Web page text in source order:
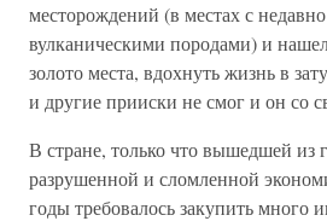
месторождений (в местах с
вулканическими породами) и
золото места, вдохнуть жизнь в
и другие прииски не смог и он со
В стране, только что вышедшей из
разрушенной и сломленной
годы требовалось закупить много